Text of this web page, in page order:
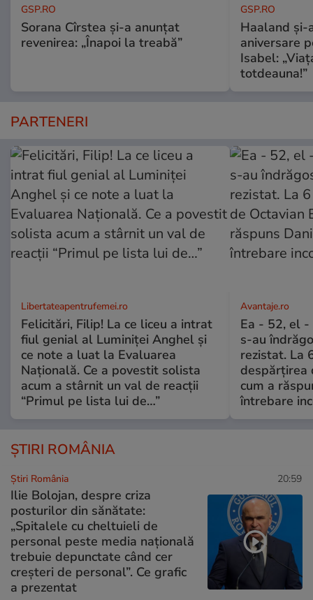
GSP.RO
Sorana Cîrstea și-a anunțat
revenirea: „Înapoi la treabă”
GSP.RO
Haaland
aniversare
Isabel:
totdeauna!”
PARTENERI
Libertateapentrufemei.ro
Felicitări, Filip! La ce liceu a intrat
fiul genial al Luminiței Anghel și
ce note a luat la Evaluarea
Națională. Ce a povestit solista
acum a stârnit un val de reacții
“Primul pe lista lui de…”
Avantaje.ro
Ea - 52, el -
s-au
rezistat. La
despărțirea
cum a
întrebare
ȘTIRI ROMÂNIA
Știri România 20:59
Ilie Bolojan, despre criza
posturilor din sănătate:
„Spitalele cu cheltuieli de
personal peste media națională
trebuie depunctate când cer
creșteri de personal”. Ce grafic
a prezentat